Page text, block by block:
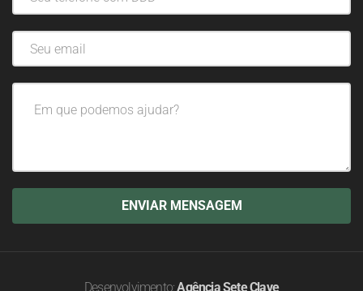
Desenvolvimento:Agência Sete Clave